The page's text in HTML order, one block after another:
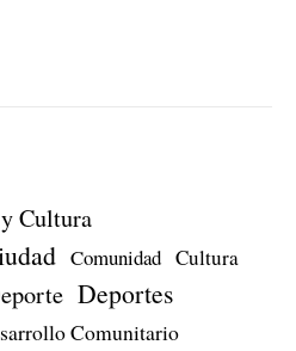
Cultura
Comunidad Cultura
Deportes
Comunitario